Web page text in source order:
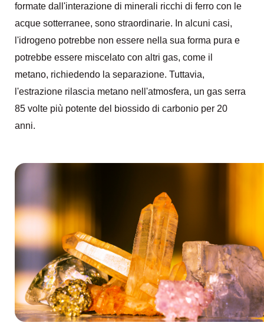
formate dall'interazione di minerali ricchi di ferro con le
acque sotterranee, sono straordinarie. In alcuni casi,
l'idrogeno potrebbe non essere nella sua forma pura e
potrebbe essere miscelato con altri gas, come il
metano, richiedendo la separazione. Tuttavia,
l'estrazione rilascia metano nell'atmosfera, un gas serra
85 volte più potente del biossido di carbonio per 20
anni.